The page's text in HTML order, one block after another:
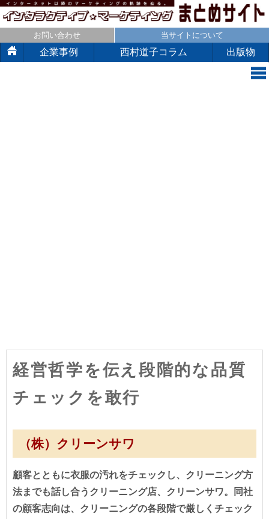
お問い合わせ 当サイトについて
企業事例 西村道子コラム 出版物
経営哲学を伝え段階的な品質
チェックを敢行
（株）クリーンサワ
顧客とともに衣服の汚れをチェックし、クリーニング方
法までも話し合うクリーニング店、クリーンサワ。同社
の顧客志向は、クリーニングの各段階で厳しくチェック